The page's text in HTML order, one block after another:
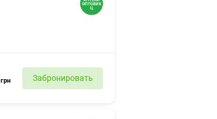
грн Забронировать